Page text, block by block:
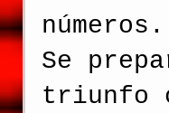
Se
triunfo